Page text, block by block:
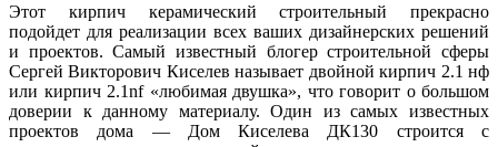
Этот кирпич керамический строительный прекрасно
подойдет для реализации всех ваших дизайнерских решений
и проектов. Самый известный блогер строительной сферы
Сергей Викторович Киселев называет двойной кирпич 2.1 нф
или кирпич 2.1nf «любимая двушка», что говорит о большом
доверии к данному материалу. Один из самых известных
проектов дома — Дом Киселева ДК130 строится с